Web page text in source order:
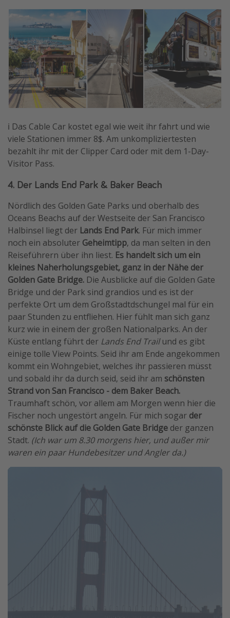
ℹ️ Das Cable Car kostet egal wie weit ihr fahrt und wie
viele Stationen immer 8$. Am unkompliziertesten
bezahlt ihr mit der Clipper Card oder mit dem 1-Day-
Visitor Pass.
4. Der Lands End Park & Baker Beach
Nördlich des Golden Gate Parks und oberhalb des
Oceans Beachs auf der Westseite der San Francisco
Halbinsel liegt der Lands End Park. Für mich immer
noch ein absoluter Geheimtipp, da man selten in den
Reiseführern über ihn liest. Es handelt sich um ein
kleines Naherholungsgebiet, ganz in der Nähe der
Golden Gate Bridge. Die Ausblicke auf die Golden Gate
Bridge und der Park sind grandios und es ist der
perfekte Ort um dem Großstadtdschungel mal für ein
paar Stunden zu entfliehen. Hier fühlt man sich ganz
kurz wie in einem der großen Nationalparks. An der
Küste entlang führt der Lands End Trailund es gibt
einige tolle View Points. Seid ihr am Ende angekommen
kommt ein Wohngebiet, welches ihr passieren müsst
und sobald ihr da durch seid, seid ihr am schönsten
Strand von San Francisco - dem Baker Beach.
Traumhaft schön, vor allem am Morgen wenn hier die
Fischer noch ungestört angeln. Für mich sogar der
schönste Blick auf die Golden Gate Bridge der ganzen
Stadt. (Ich war um 8.30 morgens hier, und außer mir
waren ein paar Hundebesitzer und Angler da.)